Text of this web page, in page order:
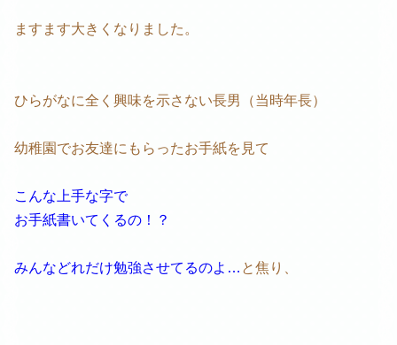
ますます大きくなりました。
ひらがなに全く興味を示さない長男（当時年長）
幼稚園でお友達にもらったお手紙を見て
こんな上手な字で
お手紙書いてくるの！？
みんなどれだけ勉強させてるのよ… と焦り、